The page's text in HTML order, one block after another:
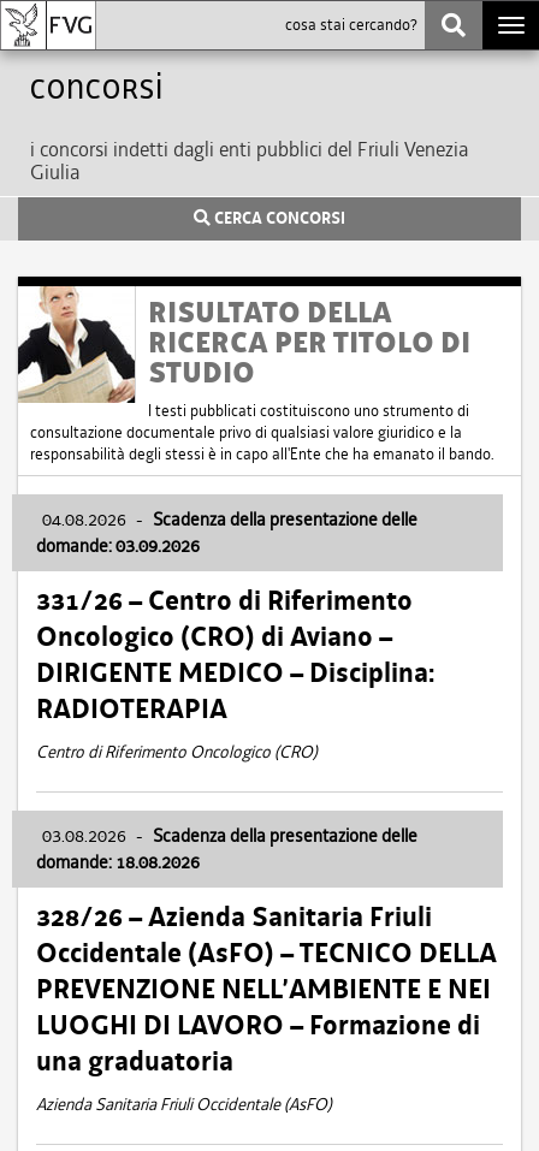
Concorsi
i concorsi indetti dagli enti pubblici del Friuli Venezia
Giulia
CERCA CONCORSI
RISULTATO DELLA
RICERCA PER TITOLO DI
STUDIO
I testi pubblicati costituiscono uno strumento di
consultazione documentale privo di qualsiasi valore giuridico e la
responsabilità degli stessi è in capo all'Ente che ha emanato il bando.
04.08.2026 - Scadenza della presentazione delle
domande: 03.09.2026
331/26 – Centro di Riferimento
Oncologico (CRO) di Aviano –
DIRIGENTE MEDICO – Disciplina:
RADIOTERAPIA
Centro di Riferimento Oncologico (CRO)
03.08.2026 - Scadenza della presentazione delle
domande: 18.08.2026
328/26 – Azienda Sanitaria Friuli
Occidentale (AsFO) – TECNICO DELLA
PREVENZIONE NELL’AMBIENTE E NEI
LUOGHI DI LAVORO – Formazione di
una graduatoria
Azienda Sanitaria Friuli Occidentale (AsFO)